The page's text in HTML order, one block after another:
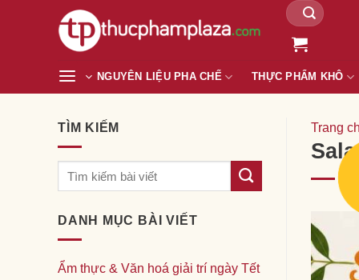
Tìm
kiếm:
NGUYÊN LIỆU PHA CHẾ THỰC PHẨM KHÔ
TÌM KIẾM
DANH MỤC BÀI VIẾT
Ẩm thực & Văn hoá giải trí ngày Tết
Trang